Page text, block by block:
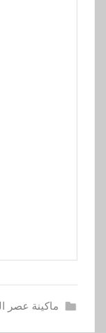
ماكينة عصر الزيوت